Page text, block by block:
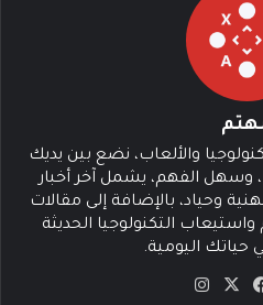
والألعاب، نضع بين يديك
وسهل الفهم، يشمل آخر أخبار
وحياد، بالإضافة إلى مقالات
التكنولوجيا الحديثة
حياتك اليومية.
في
‫X